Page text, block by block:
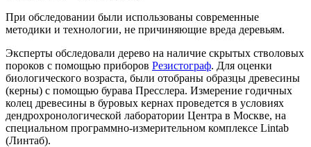
При обследовании были использованы современные
методики и технологии, не причиняющие вреда деревьям.
Эксперты обследовали дерево на наличие скрытых стволовых
пороков с помощью приборов Резистограф. Для оценки
биологического возраста, были отобраны образцы древесины
(керны) с помощью бурава Пресслера. Измерение годичных
колец древесины в буровых кернах проведется в условиях
дендрохронологической лаборатории Центра в Москве, на
специальном программно-измерительном комплексе Lintab
(Линтаб).